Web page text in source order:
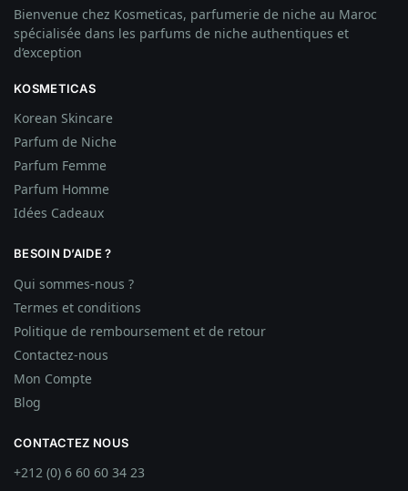
Bienvenue chez Kosmeticas, parfumerie de niche au Maroc
spécialisée dans les parfums de niche authentiques et
d’exception
KOSMETICAS
Korean Skincare
Parfum de Niche
Parfum Femme
Parfum Homme
Idées Cadeaux
BESOIN D’AIDE ?
Qui sommes-nous ?
Termes et conditions
Politique de remboursement et de retour
Contactez-nous
Mon Compte
Blog
CONTACTEZ NOUS
+212 (0) 6 60 60 34 23